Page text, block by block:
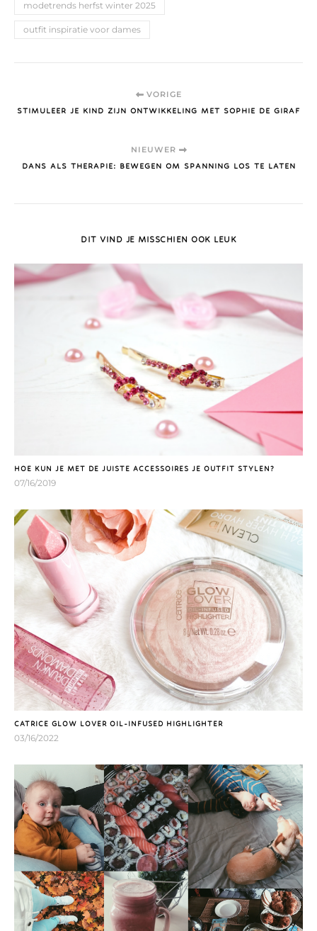
modetrends herfst winter 2025
outfit inspiratie voor dames
VORIGE
STIMULEER JE KIND ZIJN ONTWIKKELING MET SOPHIE DE GIRAF
NIEUWER
DANS ALS THERAPIE: BEWEGEN OM SPANNING LOS TE LATEN
DIT VIND JE MISSCHIEN OOK LEUK
HOE KUN JE MET DE JUISTE ACCESSOIRES JE OUTFIT STYLEN?
07/16/2019
CATRICE GLOW LOVER OIL-INFUSED HIGHLIGHTER
03/16/2022